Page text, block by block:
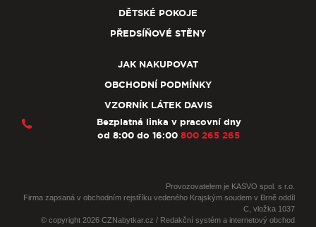
DĚTSKÉ POKOJE
PŘEDSÍŇOVÉ STĚNY
JAK NAKUPOVAT
OBCHODNÍ PODMÍNKY
VZORNÍK LÁTEK DAVIS
Bezplatná linka v pracovní dny
od 8:00 do 16:00 800 265 265
Provozovatelem je KASVO spol. s r.o.
Firma zapsaná v obchodním rejstříku vedeného Krajským soudem v Brně oddíl
C, vložka 1037
© copyright 2026 CZNabytkar.cz / Redakční systém a internetový obchod